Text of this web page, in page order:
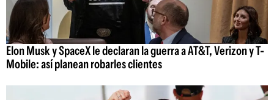
Elon Musk y SpaceX le declaran la guerra a AT&T, Verizon y T-
Mobile: así planean robarles clientes